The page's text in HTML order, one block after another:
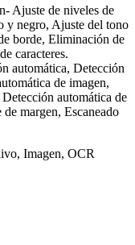
Ajuste de niveles de
y negro, Ajuste del tono
borde, Eliminación de
caracteres.
automática, Detección
de imagen,
automática de
margen, Escaneado
Imagen, OCR